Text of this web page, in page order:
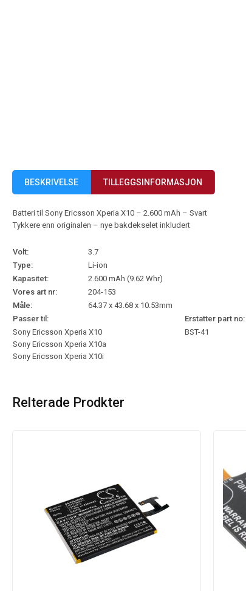
BESKRIVELSE TILLEGGSINFORMASJON
Batteri til Sony Ericsson Xperia X10 – 2.600 mAh – Svart
Tykkere enn originalen – nye bakdekselet inkludert
Volt:
3.7
Type:
Li-ion
Kapasitet:
2.600 mAh (9.62 Whr)
Vores art nr:
204-153
Måle:
64.37 x 43.68 x 10.53mm
Passer til:
Erstatter part no:
Sony Ericsson Xperia X10
Sony Ericsson Xperia X10a
Sony Ericsson Xperia X10i
BST-41
Relterade Prodkter